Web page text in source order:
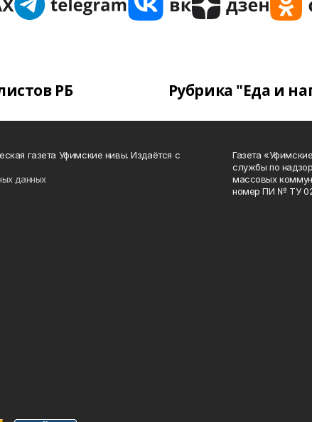
РБ Рубрика "Еда и
газета Уфимские нивы. Издаётся с
данных
Газета
службы по
массовых
номер ПИ № ТУ 02